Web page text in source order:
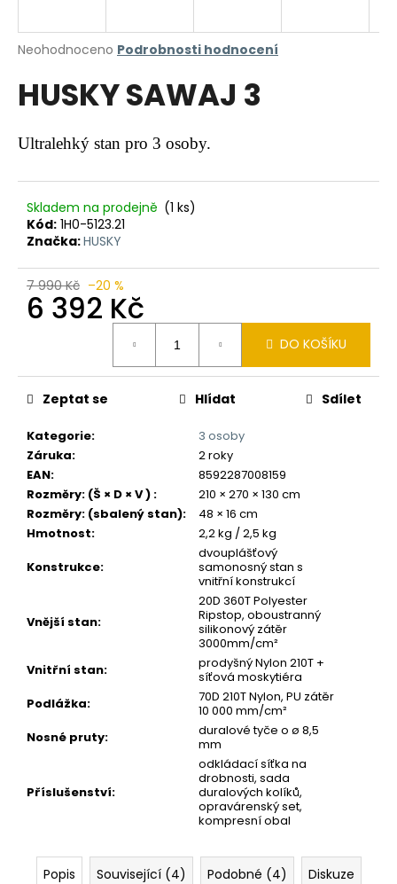
Průměrné
produktu
je
z
5
Neohodnoceno Podrobnosti hodnocení
HUSKY SAWAJ 3
Ultralehký stan pro 3 osoby.
Skladem na prodejně (1 ks)
Kód: 1H0-5123.21
Značka:HUSKY
7 990 Kč –20 %
6 392 Kč
DO KOŠÍKU
Kategorie:
3 osoby
Záruka:
2 roky
EAN:
8592287008159
Rozměry: (Š × D × V ) :
210 × 270 × 130 cm
Rozměry: (sbalený stan):
48 × 16 cm
Hmotnost:
2,2 kg / 2,5 kg
Konstrukce:
dvouplášťový
samonosný stan s
vnitřní konstrukcí
Vnější stan:
20D 360T Polyester
Ripstop, oboustranný
silikonový zátěr
3000mm/cm²
Vnitřní stan:
prodyšný Nylon 210T +
síťová moskytiéra
Podlážka:
70D 210T Nylon, PU zátěr
10 000 mm/cm²
Nosné pruty:
duralové tyče o ø 8,5
mm
Příslušenství:
odkládací síťka na
drobnosti, sada
duralových kolíků,
opravárenský set,
kompresní obal
Zeptat se Hlídat Sdílet
Popis Související (4) Podobné (4)
Diskuze
j
t
?
HLEDAT
D
o
p
u
č
e
m
e